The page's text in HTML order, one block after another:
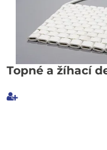
Topné a žíhací
Poslat známému